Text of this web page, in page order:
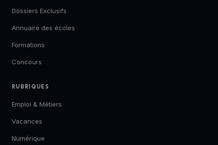
Dossiers Exclusifs
Annuaire des écoles
Formations
Concours
RUBRIQUES
Emploi & Métiers
Vacances
Numérique